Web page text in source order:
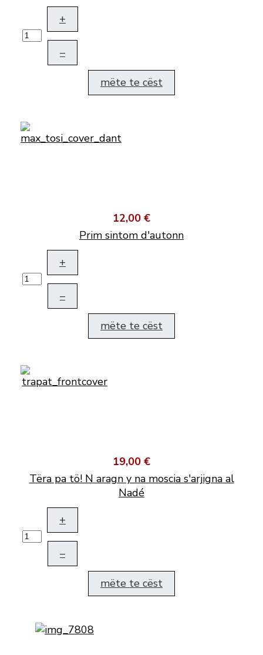
+
–
mëte te cëst
12,00 €
Prim sintom d'autonn
+
–
mëte te cëst
19,00 €
Tëra pa tö! N aragn y na moscia s'arjigna al
Nadé
+
–
mëte te cëst